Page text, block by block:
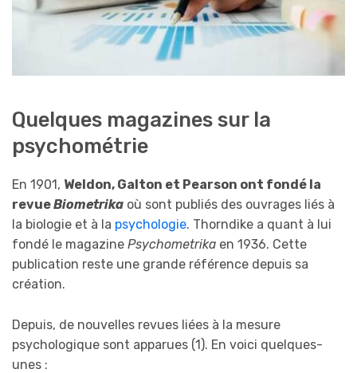
Quelques magazines sur la
psychométrie
En 1901, Weldon, Galton et Pearson ont fondé la
revueBiometrika où sont publiés des ouvrages liés à
la biologie et à la psychologie. Thorndike a quant à lui
fondé le magazine Psychometrika en 1936. Cette
publication reste une grande référence depuis sa
création.
Depuis, de nouvelles revues liées à la mesure
psychologique sont apparues (1). En voici quelques-
unes :